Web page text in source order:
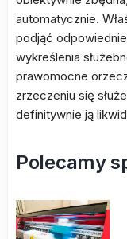
automatycznie.
podjąć
wykreślenia
prawomocne
zrzeczeniu się
definitywnie ją
Polecamy